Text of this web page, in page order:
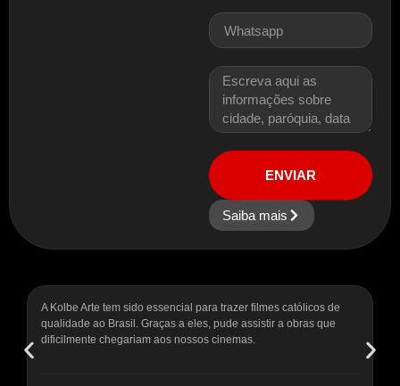
ENVIAR
Saiba mais
A Kolbe Arte tem sido essencial para trazer filmes católicos de
qualidade ao Brasil. Graças a eles, pude assistir a obras que
dificilmente chegariam aos nossos cinemas.